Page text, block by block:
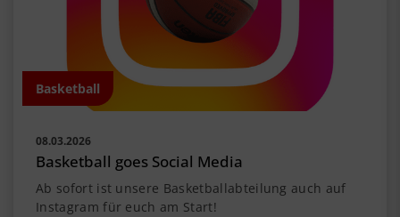
Basketball
08.03.2026
Basketball goes Social Media
Ab sofort ist unsere Basketballabteilung auch auf
Instagram für euch am Start!